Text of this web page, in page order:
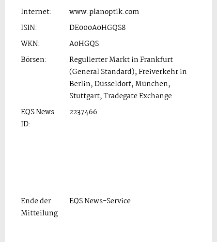
Internet:
www.planoptik.com
ISIN:
DE000A0HGQS8
WKN:
A0HGQS
Börsen:
Regulierter Markt in Frankfurt
(General Standard); Freiverkehr in
Berlin, Düsseldorf, München,
Stuttgart, Tradegate Exchange
EQS News
ID:
2237466
Ende der
Mitteilung
EQS News-Service